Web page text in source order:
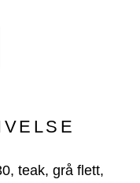
teak, grå flett,